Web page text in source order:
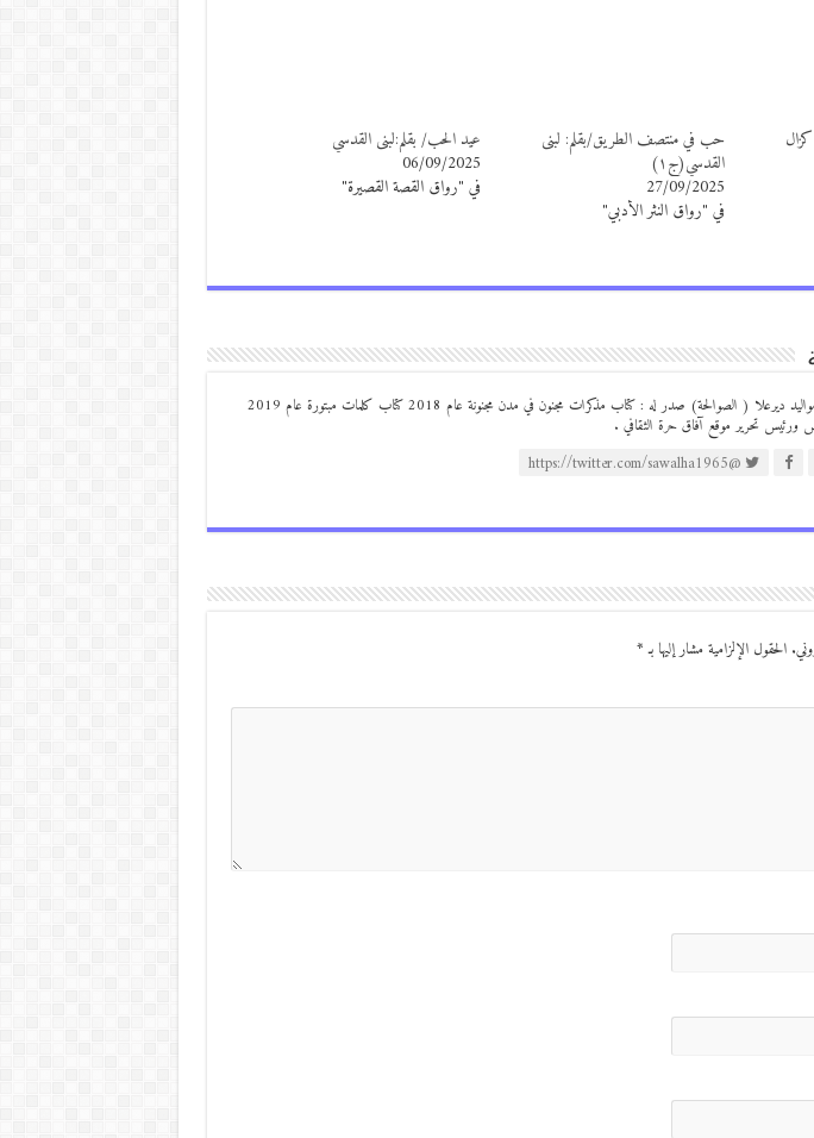
حب في منتصف الطريق/بقلم: لبنى
القدسي(ج١)
27/09/2025
في "رواق النثر الأدبي"
عيد الحب/ بقلم:لبنى القدسي
06/09/2025
في "رواق القصة القصيرة"
من مواليد ديرعلا ( الصوالحة) صدر له : كتاب مذكرات مجنون في مدن مجنونة عام 2018 كتاب كلمات مبتورة عام 2019
ورئيس تحرير موقع آفاق حرة الثقافي .
@https://twitter.com/sawalha1965
الحقول الإلزامية مشار إليها بـ*